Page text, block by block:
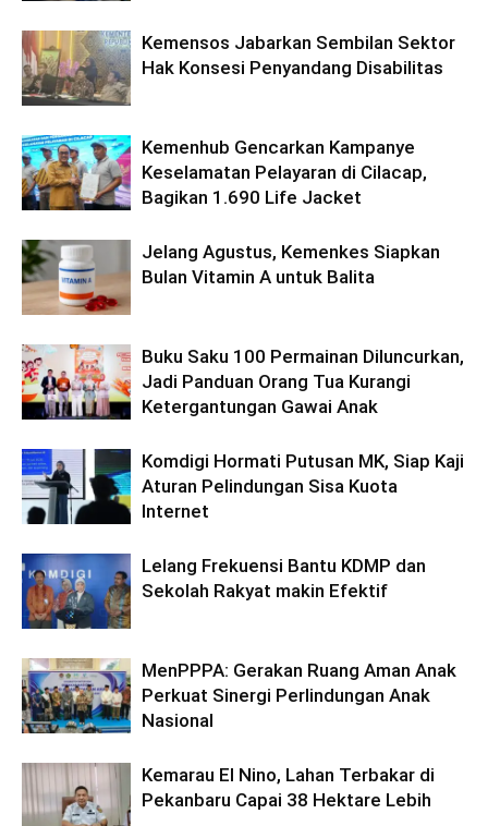
Kemensos Jabarkan Sembilan Sektor
Hak Konsesi Penyandang Disabilitas
Kemenhub Gencarkan Kampanye
Keselamatan Pelayaran di Cilacap,
Bagikan 1.690 Life Jacket
Jelang Agustus, Kemenkes Siapkan
Bulan Vitamin A untuk Balita
Buku Saku 100 Permainan Diluncurkan,
Jadi Panduan Orang Tua Kurangi
Ketergantungan Gawai Anak
Komdigi Hormati Putusan MK, Siap Kaji
Aturan Pelindungan Sisa Kuota
Internet
Lelang Frekuensi Bantu KDMP dan
Sekolah Rakyat makin Efektif
MenPPPA: Gerakan Ruang Aman Anak
Perkuat Sinergi Perlindungan Anak
Nasional
Kemarau El Nino, Lahan Terbakar di
Pekanbaru Capai 38 Hektare Lebih